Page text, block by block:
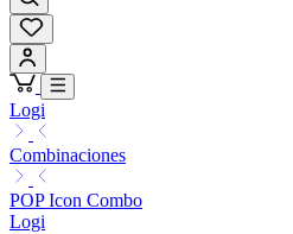
Logi
Combinaciones
POP Icon Combo
Logi